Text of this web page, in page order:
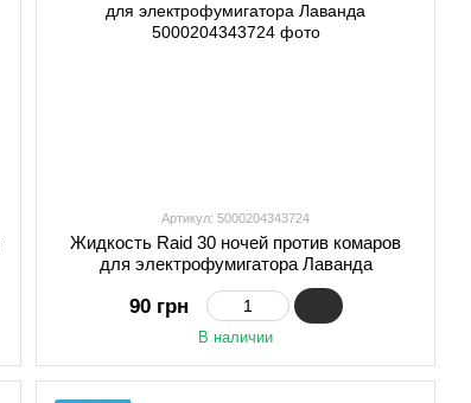
Артикул: 5000204343724
Жидкость Raid 30 ночей против комаров
для электрофумигатора Лаванда
90 грн
В наличии